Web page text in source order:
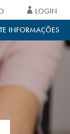
INFORMAÇÕES
LOGIN